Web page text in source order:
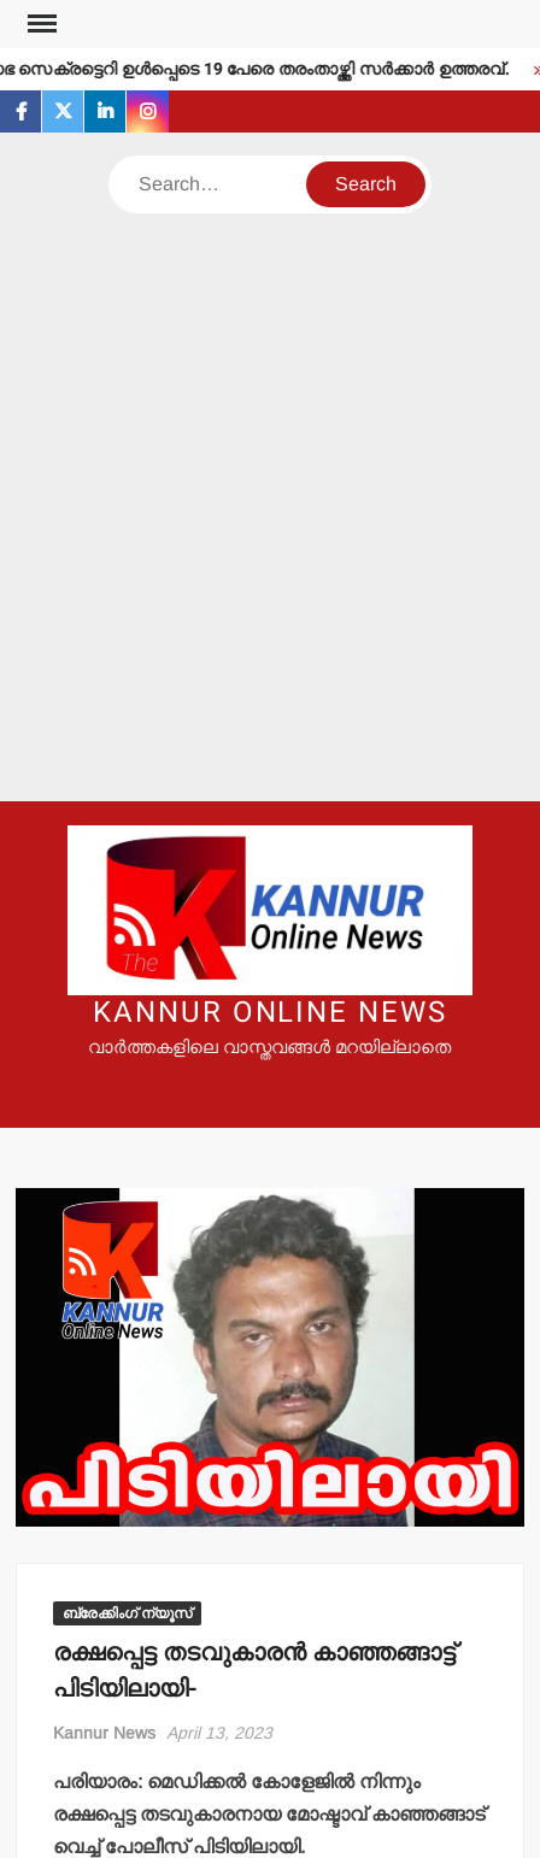
Skip
content
ഉള്‍പ്പെടെ 19 പേരെ തരംതാഴ്ത്തി സര്‍ക്കാര്‍ ഉത്തരവ്.
facebook
twitterlinkedininstagram
Search
KANNUR ONLINE NEWS
വാർത്തകളിലെ വാസ്തവങ്ങൾ മറയില്ലാതെ
ബ്രേക്കിംഗ് ന്യൂസ്
രക്ഷപ്പെട്ട തടവുകാരന്‍ കാഞ്ഞങ്ങാട്ട്
പിടിയിലായി-
Kannur News April 13, 2023
പരിയാരം: മെഡിക്കല്‍ കോളേജില്‍ നിന്നും
രക്ഷപ്പെട്ട തടവുകാരനായ മോഷ്ടാവ് കാഞ്ഞങ്ങാട്
വെച്ച് പോലീസ് പിടിയിലായി.